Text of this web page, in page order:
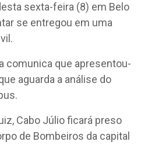
sexta-feira (8) em Belo
se entregou em uma
comunica que apresentou-
aguarda a análise do
Cabo Júlio ficará preso
de Bombeiros da capital